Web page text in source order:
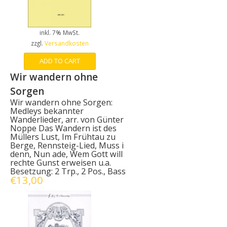
inkl. 7% MwSt.
zzgl. Versandkosten
ADD TO CART
Wir wandern ohne
Sorgen
Wir wandern ohne Sorgen:
Medleys bekannter
Wanderlieder, arr. von Günter
Noppe Das Wandern ist des
Müllers Lust, Im Frühtau zu
Berge, Rennsteig-Lied, Muss i
denn, Nun ade, Wem Gott will
rechte Gunst erweisen u.a.
Besetzung: 2 Trp., 2 Pos., Bass
€13,00